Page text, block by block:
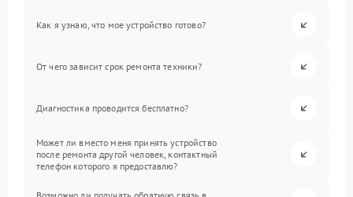
Как я узнаю, что мое устройство готово?
От чего зависит срок ремонта техники?
Диагностика проводится бесплатно?
Может ли вместо меня принять устройство
после ремонта другой человек, контактный
телефон которого я предоставлю?